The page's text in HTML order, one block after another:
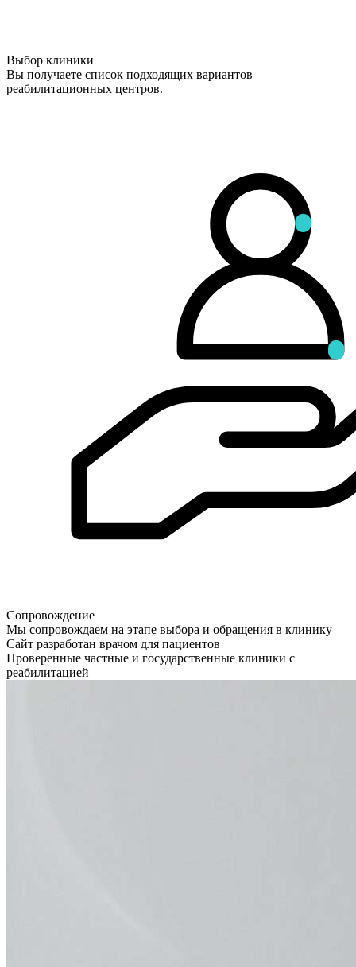
Выбор клиники
Вы получаете список подходящих вариантов
реабилитационных центров.
Сопровождение
Мы сопровождаем на этапе выбора и обращения в клинику
Сайт разработан врачом для пациентов
Проверенные частные и государственные клиники с
реабилитацией